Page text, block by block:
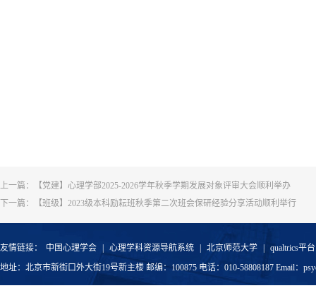
上一篇：
【党建】心理学部2025-2026学年秋季学期发展对象评审大会顺利举办
下一篇：
【班级】2023级本科励耘班秋季第二次班会保研经验分享活动顺利举行
友情链接： 中国心理学会 心理学科资源导航系统 北京师范大学
qualtrics平台
地址：北京市新街口外大街19号新主楼 邮编：100875 电话：010-58808187 Email：